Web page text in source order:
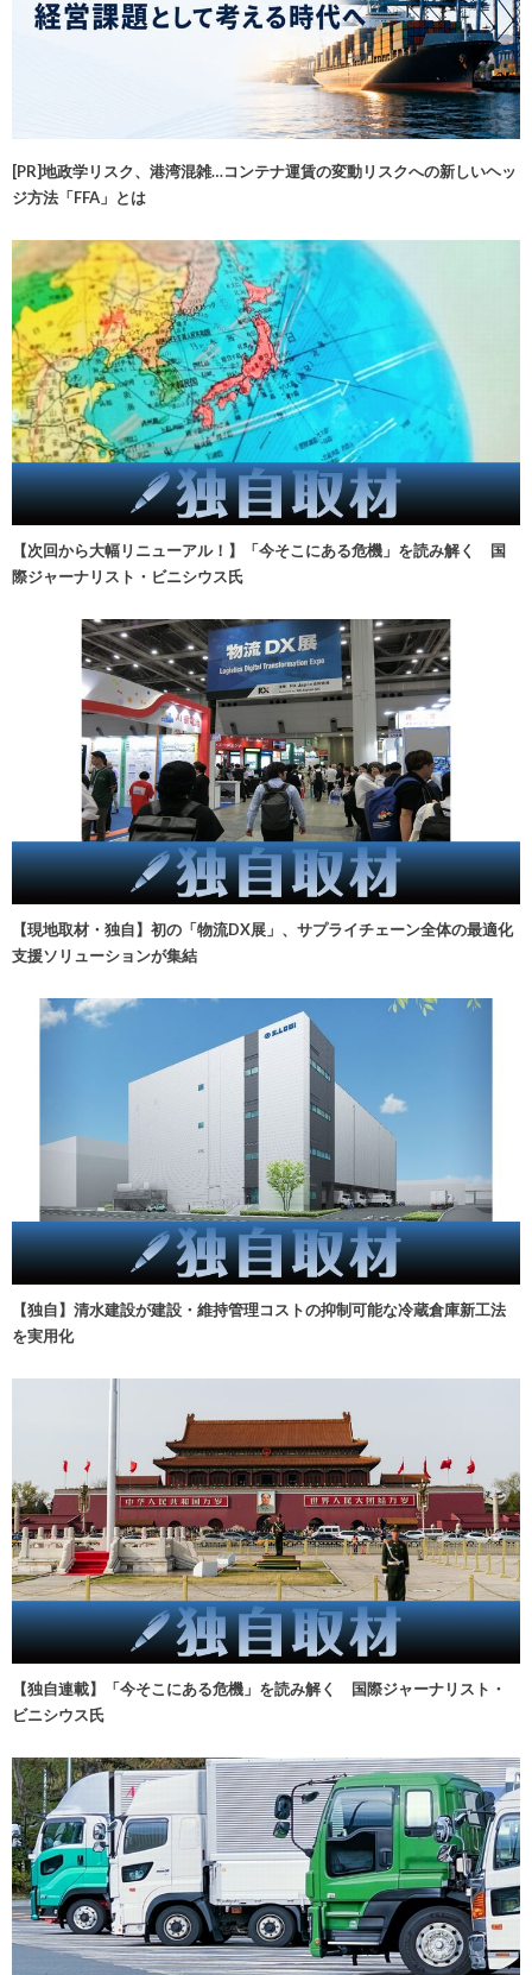
[PR]地政学リスク、港湾混雑…コンテナ運賃の変動リスクへの新しいヘッ
ジ方法「FFA」とは
【次回から大幅リニューアル！】「今そこにある危機」を読み解く 国
際ジャーナリスト・ビニシウス氏
【現地取材・独自】初の「物流DX展」、サプライチェーン全体の最適化
支援ソリューションが集結
【独自】清水建設が建設・維持管理コストの抑制可能な冷蔵倉庫新工法
を実用化
【独自連載】「今そこにある危機」を読み解く 国際ジャーナリスト・
ビニシウス氏